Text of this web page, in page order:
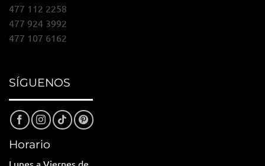
477 112 2258
477 924 3992
477 107 6162
SÍGUENOS
Horario